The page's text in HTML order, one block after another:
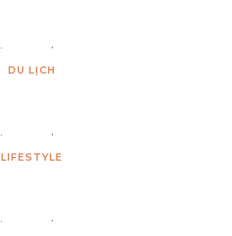
DU LỊCH
LIFESTYLE